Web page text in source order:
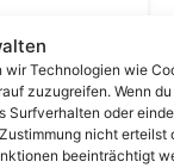
wir Technologien wie
zuzugreifen. Wenn
Surfverhalten oder
nicht erteilst
beeinträchtigt
erneut die
und
in einer Tour.